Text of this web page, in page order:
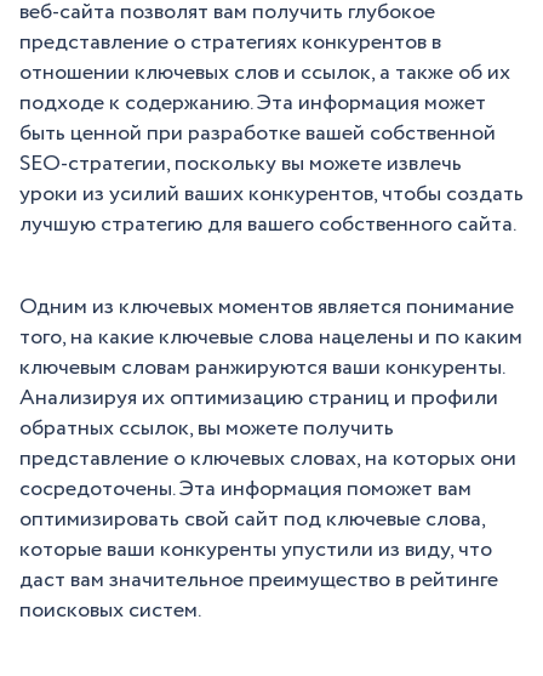
веб-сайта позволят вам получить глубокое
представление о стратегиях конкурентов в
отношении ключевых слов и ссылок, а также об их
подходе к содержанию. Эта информация может
быть ценной при разработке вашей собственной
SEO-стратегии, поскольку вы можете извлечь
уроки из усилий ваших конкурентов, чтобы создать
лучшую стратегию для вашего собственного сайта.
Одним из ключевых моментов является понимание
того, на какие ключевые слова нацелены и по каким
ключевым словам ранжируются ваши конкуренты.
Анализируя их оптимизацию страниц и профили
обратных ссылок, вы можете получить
представление о ключевых словах, на которых они
сосредоточены. Эта информация поможет вам
оптимизировать свой сайт под ключевые слова,
которые ваши конкуренты упустили из виду, что
даст вам значительное преимущество в рейтинге
поисковых систем.